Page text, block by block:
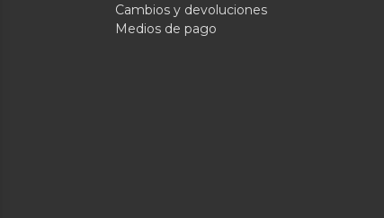
Cambios y devoluciones
Medios de pago